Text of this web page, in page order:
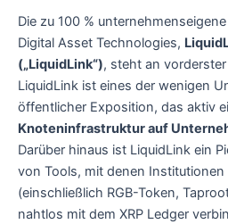
Die zu 100 %
Digital Asset Technologies,
(„LiquidLink“), steht an
LiquidLink ist eines der wenigen
öffentlicher Exposition, das aktiv
Knoteninfrastruktur auf
Darüber hinaus ist LiquidLink ein
von Tools, mit denen
(einschließlich RGB-Token,
nahtlos mit dem XRP Ledger